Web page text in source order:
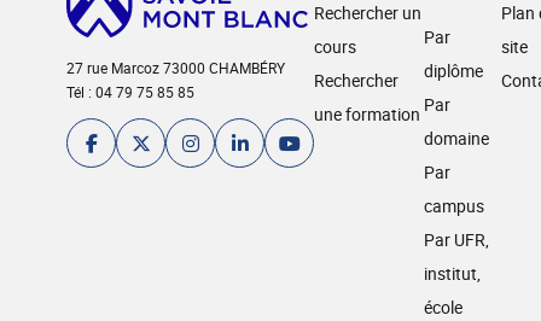
27 rue Marcoz 73000 CHAMBÉRY
Tél : 04 79 75 85 85
Rechercher un
cours
Rechercher
une formation
Par
diplôme
Par
domaine
Par
campus
Par UFR,
institut,
école
Plan
site